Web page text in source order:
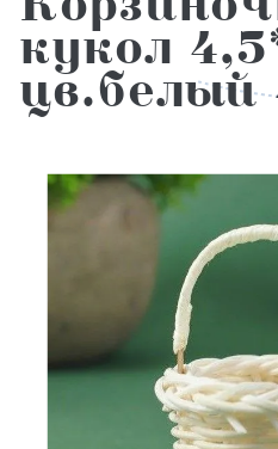
кукол
цв.белый